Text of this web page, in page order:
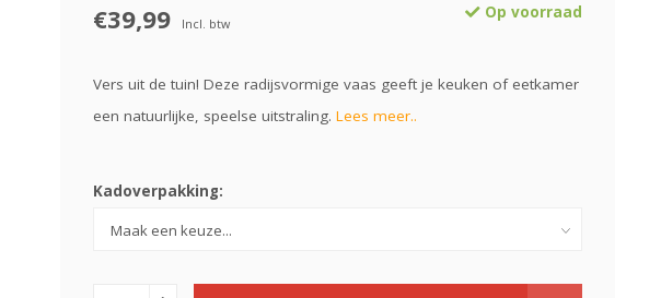
€39,99 Incl. btw
Op voorraad
Vers uit de tuin! Deze radijsvormige vaas geeft je keuken of eetkamer
een natuurlijke, speelse uitstraling. Lees meer..
Kadoverpakking: